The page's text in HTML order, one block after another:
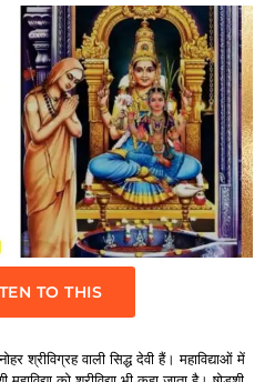
TO THIS
श्रीविग्रह वाली सिद्ध देवी हैं। महाविद्याओं में